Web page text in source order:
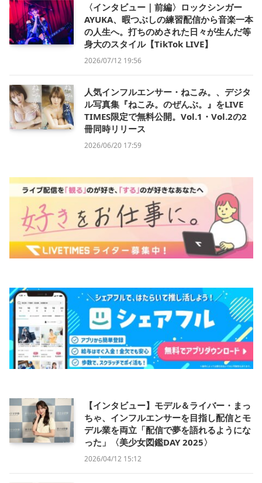
〈インタビュー｜前編〉ロックシンガー
AYUKA、暇つぶしの練習配信から音楽一本
の人生へ。打ちのめされた日々が生んだ等
身大のスタイル【TikTok LIVE】
2026/07/12 19:56
人気インフルエンサー・ねこみ。、デジタ
ル写真集『ねこみ。のぜんぶ。』をLIVE
TIMES限定で無料公開。Vol.1・Vol.2の2
冊同時リリース
2026/06/20 17:59
【インタビュー】モデル＆ライバー・まっ
ちゃ、インフルエンサーを目指し配信とモ
デル業を両立「配信で夢を語れるようにな
った」〈美少女図鑑DAY 2025〉
2026/04/12 15:12